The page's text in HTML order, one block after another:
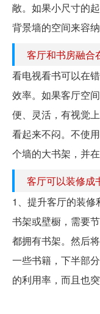
敞。如果小尺寸的
背景墙的空间来容
客厅和书房融合
看电视看书可以在
效率。如果客厅空
便、灵活，有视觉
看起来不闷。不使
个墙的大书架，并
客厅可以装修成
1、提升客厅的装
书架或壁橱，需要
都拥有书架。然后
一些书籍，下半部
的利用率，而且也